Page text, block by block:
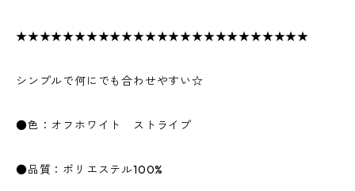
★★★★★★★★★★★★★★★★★★★★★★★★★
シンプルで何にでも合わせやすい☆
●色：オフホワイト ストライプ
●品質：ポリエステル100%